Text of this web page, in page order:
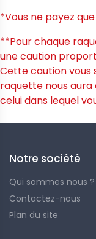
*Vous ne payez
**Pour chaque
une caution
Cette caution vous
raquette nous
celui dans lequel
Notre société
Qui sommes nous ?
Contactez-nous
Plan du site